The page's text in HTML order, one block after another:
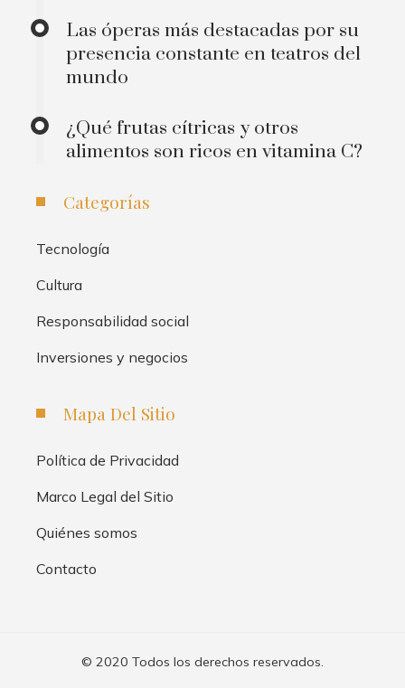
Las óperas más destacadas por su
presencia constante en teatros del
mundo
¿Qué frutas cítricas y otros
alimentos son ricos en vitamina C?
Categorías
Tecnología
Cultura
Responsabilidad social
Inversiones y negocios
Mapa Del Sitio
Política de Privacidad
Marco Legal del Sitio
Quiénes somos
Contacto
© 2020 Todos los derechos reservados.